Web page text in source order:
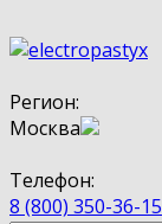
Регион:
Москва
Телефон:
8 (800) 350-36-15